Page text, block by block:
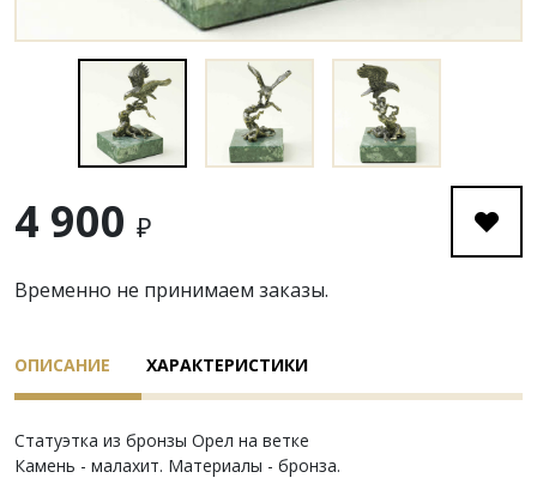
4 900 ₽
Временно не принимаем заказы.
ОПИСАНИЕ ХАРАКТЕРИСТИКИ
Статуэтка из бронзы Орел на ветке
Камень - малахит. Материалы - бронза.